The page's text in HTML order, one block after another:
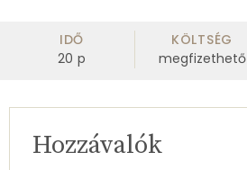
IDŐ
20 p
KÖLTSÉG
megfizethető
Hozzávalók